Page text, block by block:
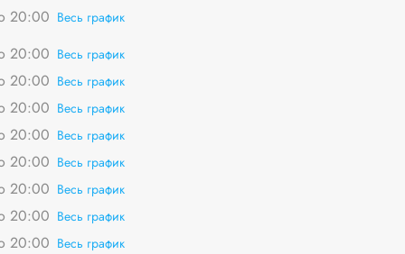
20:00 Весь график
20:00 Весь график
20:00 Весь график
20:00 Весь график
20:00 Весь график
20:00 Весь график
20:00 Весь график
20:00 Весь график
20:00 Весь график